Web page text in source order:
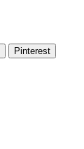
Pinterest